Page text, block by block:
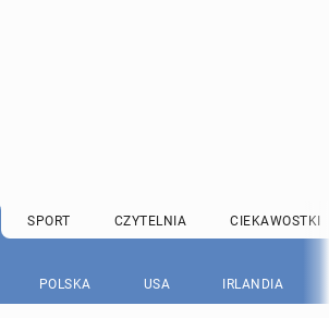
SPORT CZYTELNIA CIEKAWOSTKI
POLSKA USA IRLANDIA